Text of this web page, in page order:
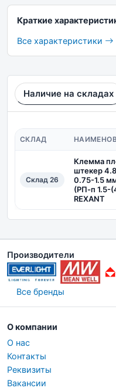
Краткие
Все характеристики
Наличие на складах
СКЛАД
Склад 26
Клемма
штекер
0.75-1.5
(РП-п 1.5-
REXANT
Производители
Все бренды
О компании
О нас
Контакты
Реквизиты
Вакансии